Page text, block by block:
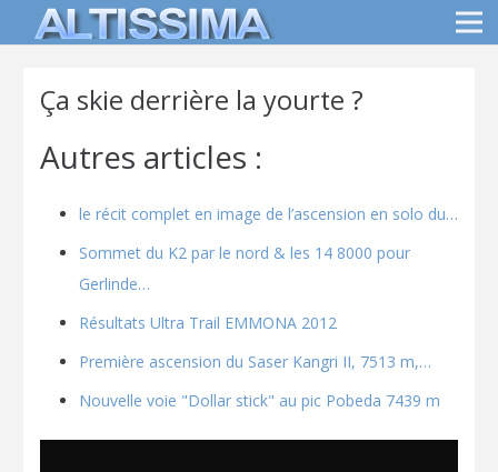
Ça skie derrière la yourte ?
Autres articles :
le récit complet en image de l’ascension en solo du…
Sommet du K2 par le nord & les 14 8000 pour
Gerlinde…
Résultats Ultra Trail EMMONA 2012
Première ascension du Saser Kangri II, 7513 m,…
Nouvelle voie "Dollar stick" au pic Pobeda 7439 m